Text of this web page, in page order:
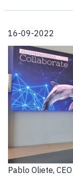
16-09-2022
Pablo Oliete,